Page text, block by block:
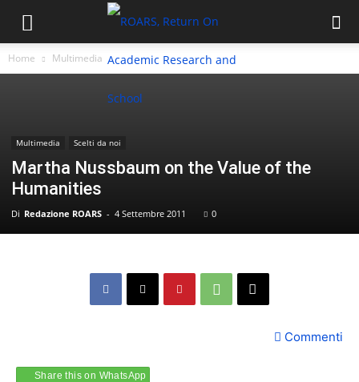
Home Multimedia
Multimedia Scelti da noi
Martha Nussbaum on the Value of the
Humanities
Di Redazione ROARS - 4 Settembre 2011 0
Commenti
Share this on WhatsApp